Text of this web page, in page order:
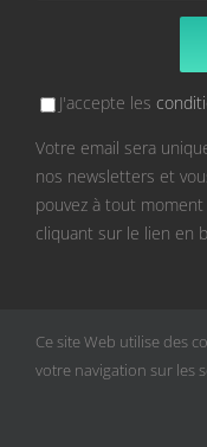
J'accepte les
Votre email sera
nos newsletters et
pouvez à tout
cliquant sur le lien en
© Tous
Ce site Web utilise des
votre navigation sur les